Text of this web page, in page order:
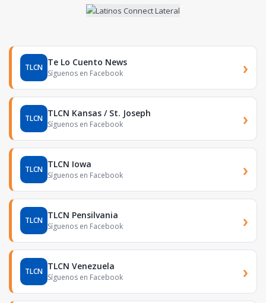
TLCN Te Lo Cuento News
Síguenos en Facebook ›
TLCN TLCN Kansas / St. Joseph
Síguenos en Facebook ›
TLCN TLCN Iowa
Síguenos en Facebook ›
TLCN TLCN Pensilvania
Síguenos en Facebook ›
TLCN TLCN Venezuela
Síguenos en Facebook ›